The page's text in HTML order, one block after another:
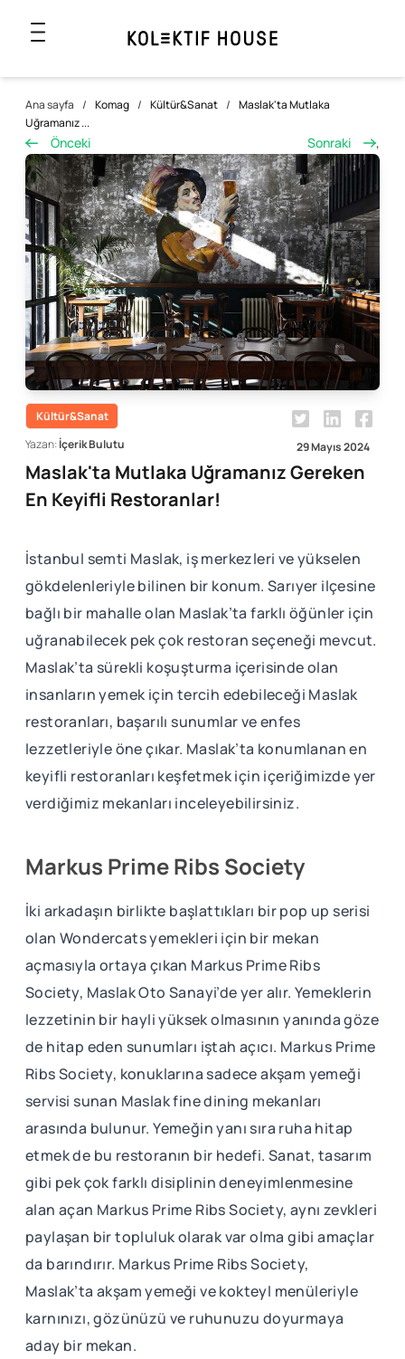
Ana sayfa / Komag / Kültür&Sanat / Maslak'ta Mutlaka
Uğramanız ...
Önceki Sonraki ,
Kültür&Sanat
Yazan:İçerik Bulutu 29 Mayıs 2024
Maslak'ta Mutlaka Uğramanız Gereken
En Keyifli Restoranlar!
İstanbul semti Maslak, iş merkezleri ve yükselen
gökdelenleriyle bilinen bir konum. Sarıyer ilçesine
bağlı bir mahalle olan Maslak’ta farklı öğünler için
uğranabilecek pek çok restoran seçeneği mevcut.
Maslak’ta sürekli koşuşturma içerisinde olan
insanların yemek için tercih edebileceği Maslak
restoranları, başarılı sunumlar ve enfes
lezzetleriyle öne çıkar. Maslak’ta konumlanan en
keyifli restoranları keşfetmek için içeriğimizde yer
verdiğimiz mekanları inceleyebilirsiniz.
Markus Prime Ribs Society
İki arkadaşın birlikte başlattıkları bir pop up serisi
olan Wondercats yemekleri için bir mekan
açmasıyla ortaya çıkan Markus Prime Ribs
Society, Maslak Oto Sanayi’de yer alır. Yemeklerin
lezzetinin bir hayli yüksek olmasının yanında göze
de hitap eden sunumları iştah açıcı. Markus Prime
Ribs Society, konuklarına sadece akşam yemeği
servisi sunan Maslak fine dining mekanları
arasında bulunur. Yemeğin yanı sıra ruha hitap
etmek de bu restoranın bir hedefi. Sanat, tasarım
gibi pek çok farklı disiplinin deneyimlenmesine
alan açan Markus Prime Ribs Society, aynı zevkleri
paylaşan bir topluluk olarak var olma gibi amaçlar
da barındırır. Markus Prime Ribs Society,
Maslak’ta akşam yemeği ve kokteyl menüleriyle
karnınızı, gözünüzü ve ruhunuzu doyurmaya
aday bir mekan.